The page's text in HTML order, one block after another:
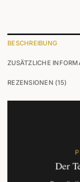
BESCHREIBUNG
ZUSÄTZLICHE
REZENSIONEN (15)
Der